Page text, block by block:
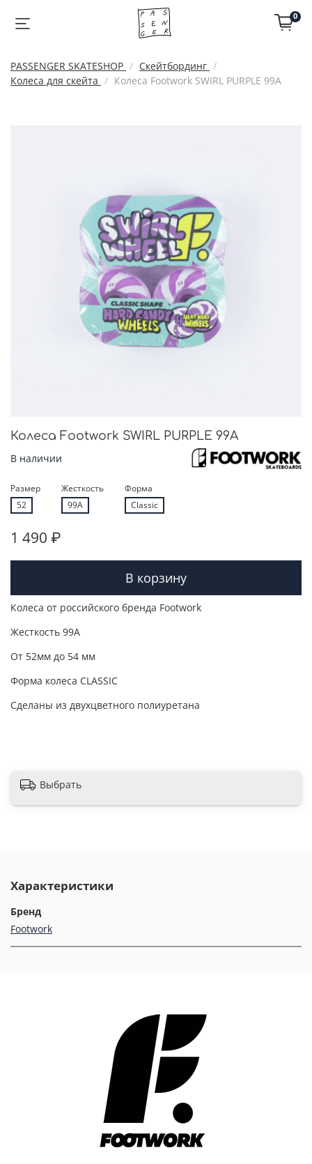
0
PASSENGER SKATESHOP
Скейтбординг
Колеса для скейта
Колеса Footwork SWIRL PURPLE 99A
Колеса Footwork SWIRL PURPLE 99A
В наличии
Размер
52
Жесткость
99A
Форма
Classic
1 490 ₽
В корзину
Колеса от российского бренда Footwork
Жесткость 99А
От 52мм до 54 мм
Форма колеса CLASSIC
Сделаны из двухцветного полиуретана
Выбрать
Характеристики
Бренд
Footwork